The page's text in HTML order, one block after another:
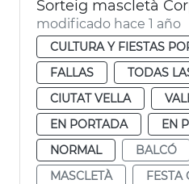
modificado hace 1 año
CULTURA Y FIESTAS
FALLAS
TODAS
CIUTAT VELLA
EN PORTADA
EN
NORMAL
BALCÓ
MASCLETÀ
FESTA